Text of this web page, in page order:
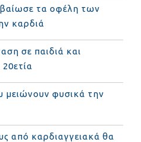
τα οφέλη των
καρδιά
σε παιδιά και
μειώνουν φυσικά την
από καρδιαγγειακά θα